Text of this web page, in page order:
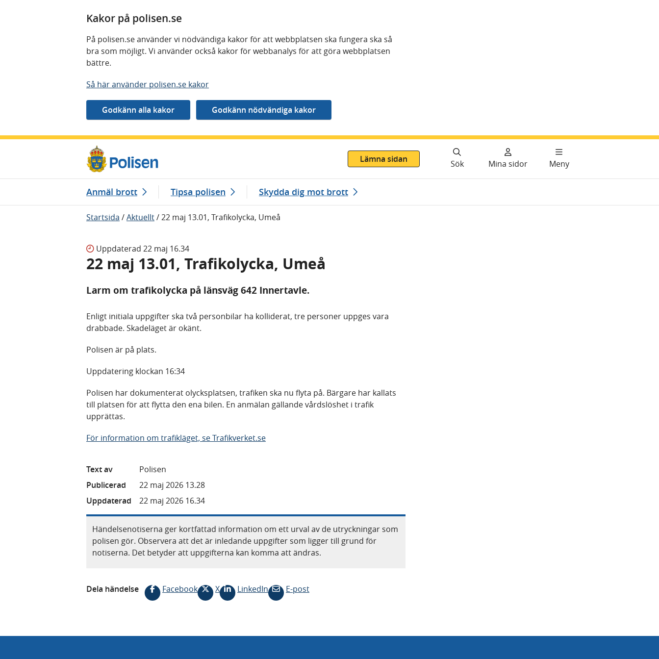
Kakor på polisen.se
På polisen.se använder vi nödvändiga kakor för att webbplatsen ska fungera ska så
bra som möjligt. Vi använder också kakor för webbanalys för att göra webbplatsen
bättre.
Så här använder polisen.se kakor
Lämna sidan
Sök Mina sidor Meny
Anmäl brott Tipsa polisen Skydda dig mot brott
Startsida /Aktuellt/22 maj 13.01, Trafikolycka, Umeå
Uppdaterad 22 maj 16.34
22 maj 13.01, Trafikolycka, Umeå
Larm om trafikolycka på länsväg 642 Innertavle.
Enligt initiala uppgifter ska två personbilar ha kolliderat, tre personer uppges vara
drabbade. Skadeläget är okänt.
Polisen är på plats.
Uppdatering klockan 16:34
Polisen har dokumenterat olycksplatsen, trafiken ska nu flyta på. Bärgare har kallats
till platsen för att flytta den ena bilen. En anmälan gällande vårdslöshet i trafik
upprättas.
För information om trafikläget, se Trafikverket.se
Text av
Polisen
Publicerad
22 maj 2026 13.28
Uppdaterad
22 maj 2026 16.34
Händelsenotiserna ger kortfattad information om ett urval av de utryckningar som
polisen gör. Observera att det är inledande uppgifter som ligger till grund för
notiserna. Det betyder att uppgifterna kan komma att ändras.
Dela händelse Facebook X LinkedIn E-post